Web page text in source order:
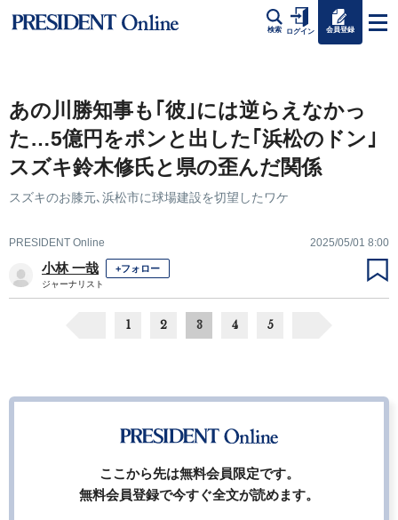
検索 ログイン 会員登録
あの川勝知事も｢彼｣には逆らえなかっ
た…5億円をポンと出した｢浜松のドン｣
スズキ鈴木修氏と県の歪んだ関係
スズキのお膝元､浜松市に球場建設を切望したワケ
PRESIDENT Online 2025/05/01 8:00
小林 一哉 +フォロー
ジャーナリスト
1 2 3 4 5
ここから先は無料会員限定です。
無料会員登録で今すぐ全文が読めます。